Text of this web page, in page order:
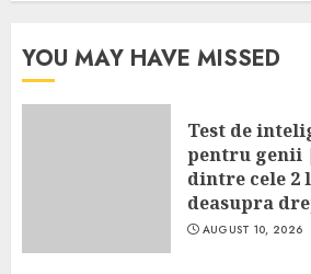
YOU MAY HAVE MISSED
Test de
pentru genii
dintre cele
deasupra
AUGUST 10, 2026